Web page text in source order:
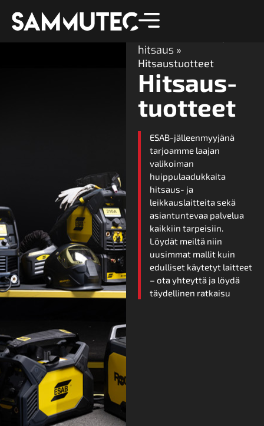
hitsaus»
Hitsaustuotteet
Hitsaus­
tuotteet
ESAB-jälleenmyyjänä
tarjoamme laajan
valikoiman
huippulaadukkaita
hitsaus- ja
leikkauslaitteita sekä
asiantuntevaa palvelua
kaikkiin tarpeisiin.
Löydät meiltä niin
uusimmat mallit kuin
edulliset käytetyt laitteet
– ota yhteyttä ja löydä
täydellinen ratkaisu